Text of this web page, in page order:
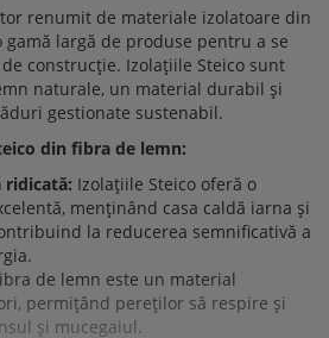
renumit de materiale izolatoare din
largă de produse pentru a se
construcție. Izolațiile Steico sunt
naturale, un material durabil și
gestionate sustenabil.
din fibra de lemn:
ridicată: Izolațiile Steico oferă o
menținând casa caldă iarna și
la reducerea semnificativă a
de lemn este un material
permițând pereților să respire și
și mucegaiul.